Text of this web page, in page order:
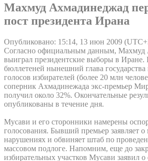
Махмуд Ахмадинеджад
пост президента Ирана
Опубликовано: 15:14, 13 июн 2009
Согласно официальным данным, Махмуд
выиграл президентские выборы в Иране.
бюллетеней нынешний глава
голосов избирателей (более 20 млн
соперник Ахмадинежада экс-премьер
получил около 32%. Окончательные
опубликованы в течение дня.
Мусави и его сторонники намерены
голосования. Бывший премьер заявляет о
нарушениях и обвиняет штаб по
массовом подлоге. Напомним, еще до
избирательных участков Мусави заявил о